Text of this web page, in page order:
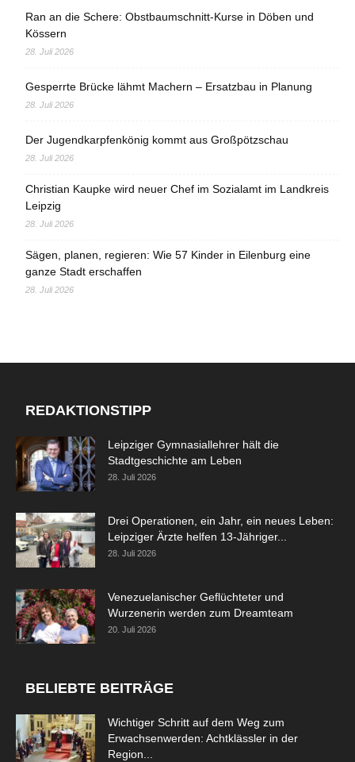
Ran an die Schere: Obstbaumschnitt-Kurse in Döben und
Kössern
28. Juli 2026
Gesperrte Brücke lähmt Machern – Ersatzbau in Planung
28. Juli 2026
Der Jugendkarpfenkönig kommt aus Großpötzschau
28. Juli 2026
Christian Kaupke wird neuer Chef im Sozialamt im Landkreis
Leipzig
28. Juli 2026
Sägen, planen, regieren: Wie 57 Kinder in Eilenburg eine
ganze Stadt erschaffen
28. Juli 2026
REDAKTIONSTIPP
Leipziger Gymnasiallehrer hält die
Stadtgeschichte am Leben
28. Juli 2026
Drei Operationen, ein Jahr, ein neues Leben:
Leipziger Ärzte helfen 13-Jähriger...
28. Juli 2026
Venezuelanischer Geflüchteter und
Wurzenerin werden zum Dreamteam
20. Juli 2026
BELIEBTE BEITRÄGE
Wichtiger Schritt auf dem Weg zum
Erwachsenwerden: Achtklässler in der
Region...